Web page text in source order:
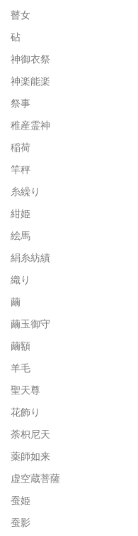
瞽女
砧
神御衣祭
神楽能楽
祭事
稚産霊神
稲荷
竿秤
糸繰り
紺姫
絵馬
絹糸紡績
織り
繭
繭玉御守
繭額
羊毛
聖天尊
花飾り
荼枳尼天
薬師如来
虚空蔵菩薩
蚕姫
蚕影